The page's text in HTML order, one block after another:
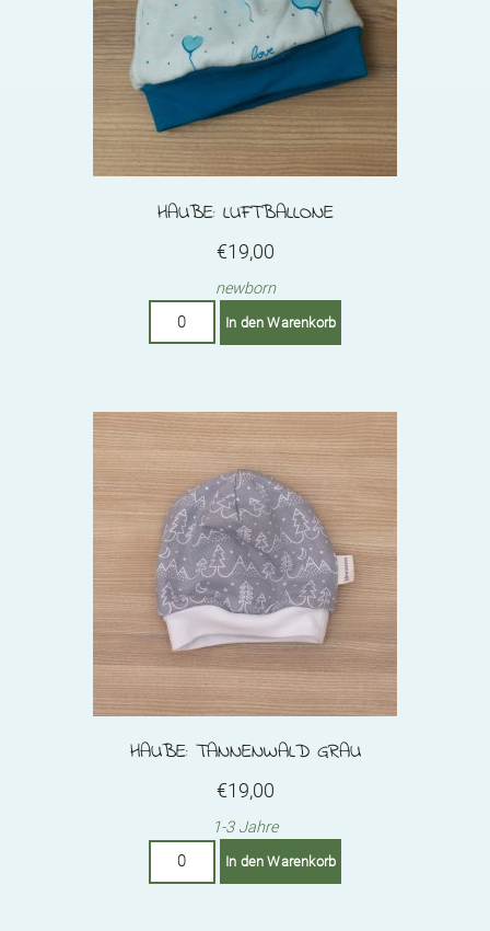
HAUBE: LUFTBALLONE
€19,00
newborn
Luftballone
In den Warenkorb
HAUBE: TANNENWALD GRAU
€19,00
1-3 Jahre
Haube:
In den Warenkorb